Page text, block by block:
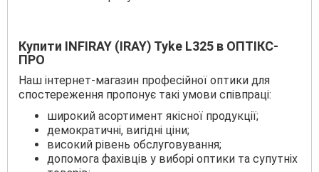
Купити INFIRAY (IRAY) Tyke L325 в ОПТІКС-
ПРО
Наш інтернет-магазин професійної оптики для
спостереження пропонує такі умови співпраці:
широкий асортимент якісної продукції;
демократичні, вигідні ціни;
високий рівень обслуговування;
допомога фахівців у виборі оптики та супутніх